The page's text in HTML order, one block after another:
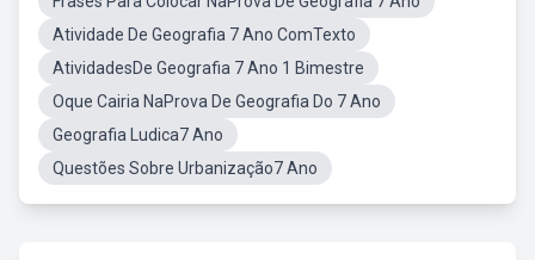
Atividade De Geografia 7 Ano ComTexto
AtividadesDe Geografia 7 Ano 1 Bimestre
Oque Cairia NaProva De Geografia Do 7 Ano
Geografia Ludica7 Ano
Questões Sobre Urbanização7 Ano